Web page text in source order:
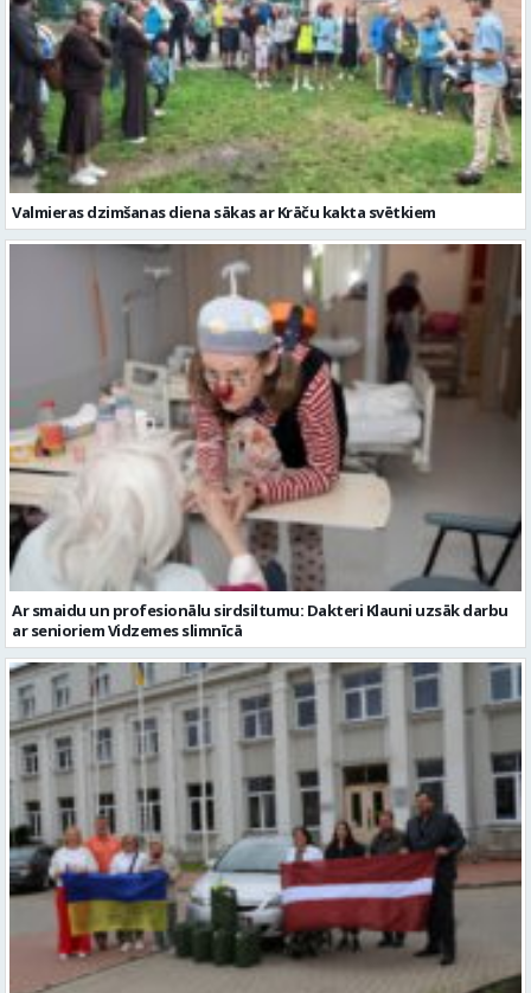
Valmieras dzimšanas diena sākas ar Krāču kakta svētkiem
Ar smaidu un profesionālu sirdsiltumu: Dakteri Klauni uzsāk darbu
ar senioriem Vidzemes slimnīcā